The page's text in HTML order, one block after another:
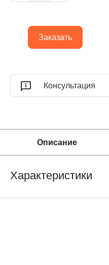
Заказать
Консультация
Описание
Характеристики